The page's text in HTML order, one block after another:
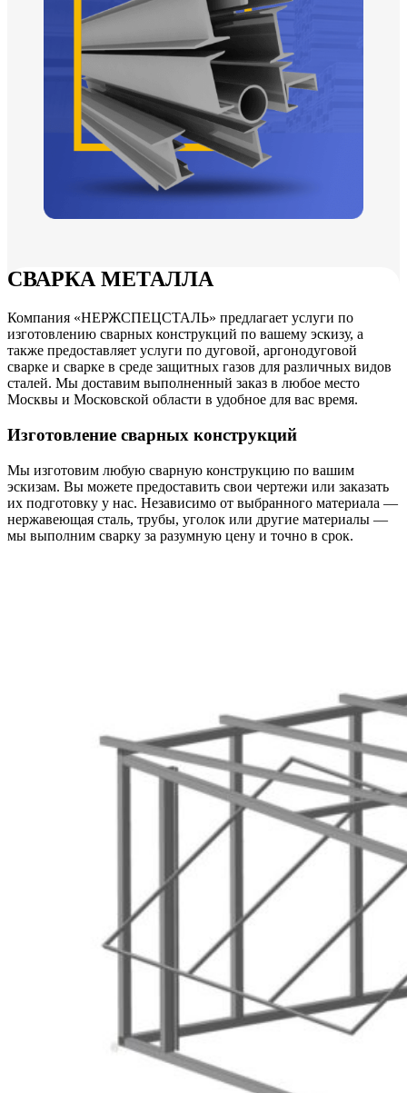
СВАРКА МЕТАЛЛА
Компания «НЕРЖСПЕЦСТАЛЬ» предлагает услуги по
изготовлению сварных конструкций по вашему эскизу, а
также предоставляет услуги по дуговой, аргонодуговой
сварке и сварке в среде защитных газов для различных видов
сталей. Мы доставим выполненный заказ в любое место
Москвы и Московской области в удобное для вас время.
Изготовление сварных конструкций
Мы изготовим любую сварную конструкцию по вашим
эскизам. Вы можете предоставить свои чертежи или заказать
их подготовку у нас. Независимо от выбранного материала —
нержавеющая сталь, трубы, уголок или другие материалы —
мы выполним сварку за разумную цену и точно в срок.